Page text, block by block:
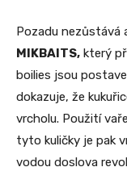
Pozadu nezůstává
MIKBAITS, který
boilies jsou
dokazuje, že
vrcholu. Použití
tyto kuličky je pak
vodou doslova